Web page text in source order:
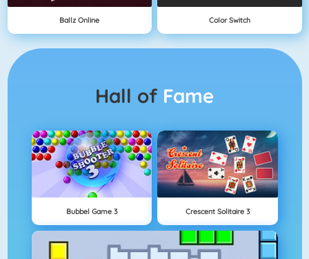
Ballz Online Color Switch
Hall of Fame
Bubbel Game 3 Crescent Solitaire 3